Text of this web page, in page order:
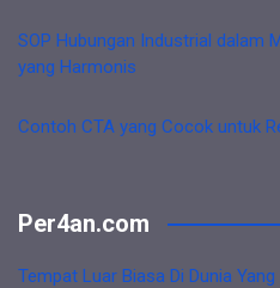
SOP Hubungan Industrial dalam
yang Harmonis
Contoh CTA yang Cocok untuk
Per4an.com
Tempat Luar Biasa Di Dunia